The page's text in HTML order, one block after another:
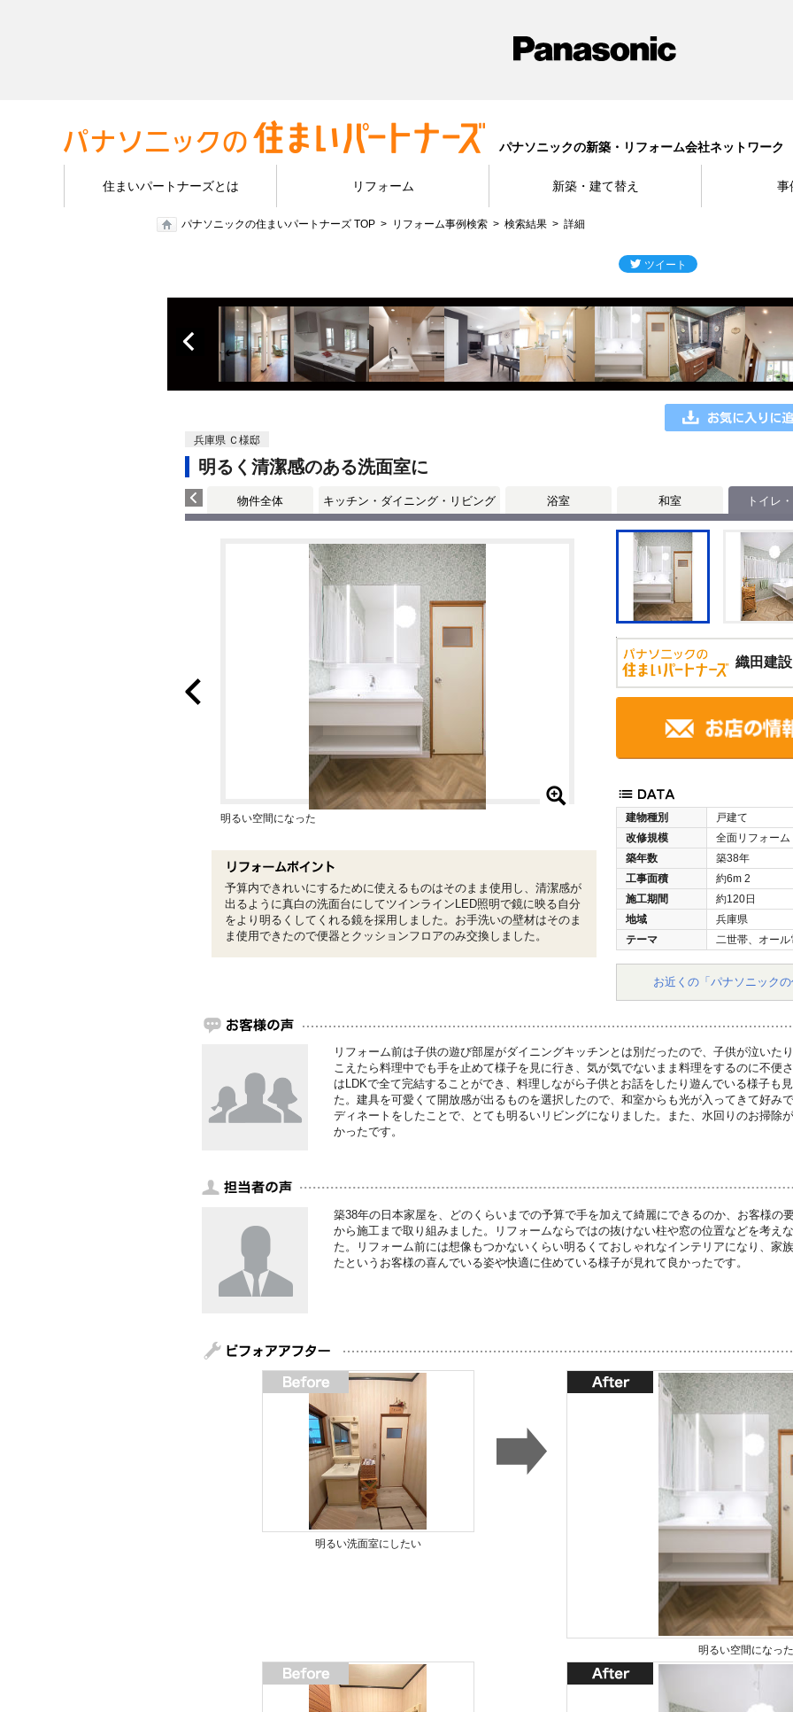
パナソニックの新築・リフォーム会社ネットワーク
住まいパートナーズとは リフォーム 新築・建て替え 事
パナソニックの住まいパートナーズ TOP リフォーム事例検索 検索結果 詳細
兵庫県 Ｃ様邸
明るく清潔感のある洗面室に
物件全体 キッチン・ダイニング・リビング 浴室 和室 トイレ
織田建
建物種別
戸建て
改修規模
全面リフォーム
築年数
築38年
工事面積
約6m 2
施工期間
約120日
地域
兵庫県
テーマ
二世帯、オー
お近くの「パナソニック
明るい空間になった
予算内できれいにするために使えるものはそのまま使用し、清潔感が
出るように真白の洗面台にしてツインラインLED照明で鏡に映る自分
をより明るくしてくれる鏡を採用しました。お手洗いの壁材はそのま
ま使用できたので便器とクッションフロアのみ交換しました。
リフォーム前は子供の遊び部屋がダイニングキッチンとは別だったので、子供が泣いた
こえたら料理中でも手を止めて様子を見に行き、気が気でないまま料理をするのに不便
はLDKで全て完結することができ、料理しながら子供とお話をしたり遊んでいる様子も
た。建具を可愛くて開放感が出るものを選択したので、和室からも光が入ってきて好み
ディネートをしたことで、とても明るいリビングになりました。また、水回りのお掃除
かったです。
築38年の日本家屋を、どのくらいまでの予算で手を加えて綺麗にできるのか、お客様の
から施工まで取り組みました。リフォームならではの抜けない柱や窓の位置などを考え
た。リフォーム前には想像もつかないくらい明るくておしゃれなインテリアになり、家
たというお客様の喜んでいる姿や快適に住めている様子が見れて良かったです。
明るい洗面室にしたい
明るい空間になった